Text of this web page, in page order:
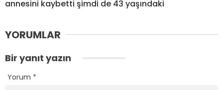
annesini kaybetti şimdi de 43 yaşındaki
YORUMLAR
Bir yanıt yazın
Yorum *